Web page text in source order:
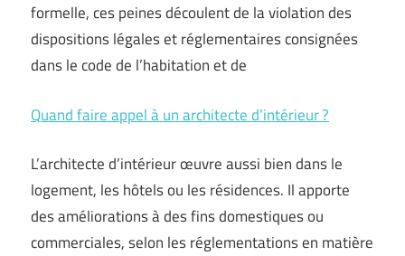
formelle, ces peines découlent de la violation des
dispositions légales et réglementaires consignées
dans le code de l’habitation et de
Quand faire appel à un architecte d’intérieur ?
L’architecte d’intérieur œuvre aussi bien dans le
logement, les hôtels ou les résidences. Il apporte
des améliorations à des fins domestiques ou
commerciales, selon les réglementations en matière